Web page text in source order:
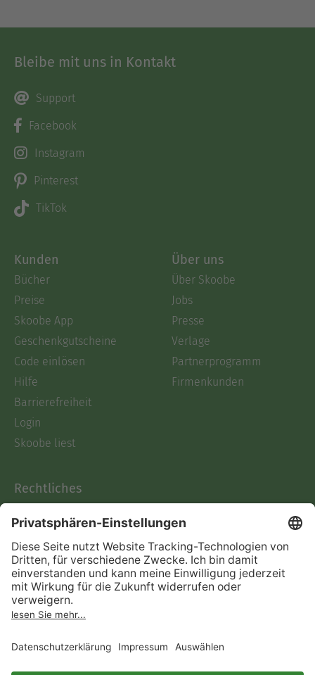
Bleibe mit uns in Kontakt
Support
Facebook
Instagram
Pinterest
TikTok
Kunden
Bücher
Preise
Skoobe App
Geschenkgutscheine
Code einlösen
Hilfe
Barrierefreiheit
Login
Skoobe liest
Über uns
Über Skoobe
Jobs
Presse
Verlage
Partnerprogramm
Firmenkunden
Rechtliches
AGB
Informationen nach Data
Act
Verträge hier kündigen
Impressum